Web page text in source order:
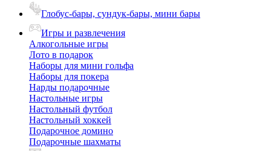
Глобус-бары, сундук-бары, мини бары
Игры и развлечения
Алкогольные игры
Лото в подарок
Наборы для мини гольфа
Наборы для покера
Нарды подарочные
Настольные игры
Настольный футбол
Настольный хоккей
Подарочное домино
Подарочные шахматы